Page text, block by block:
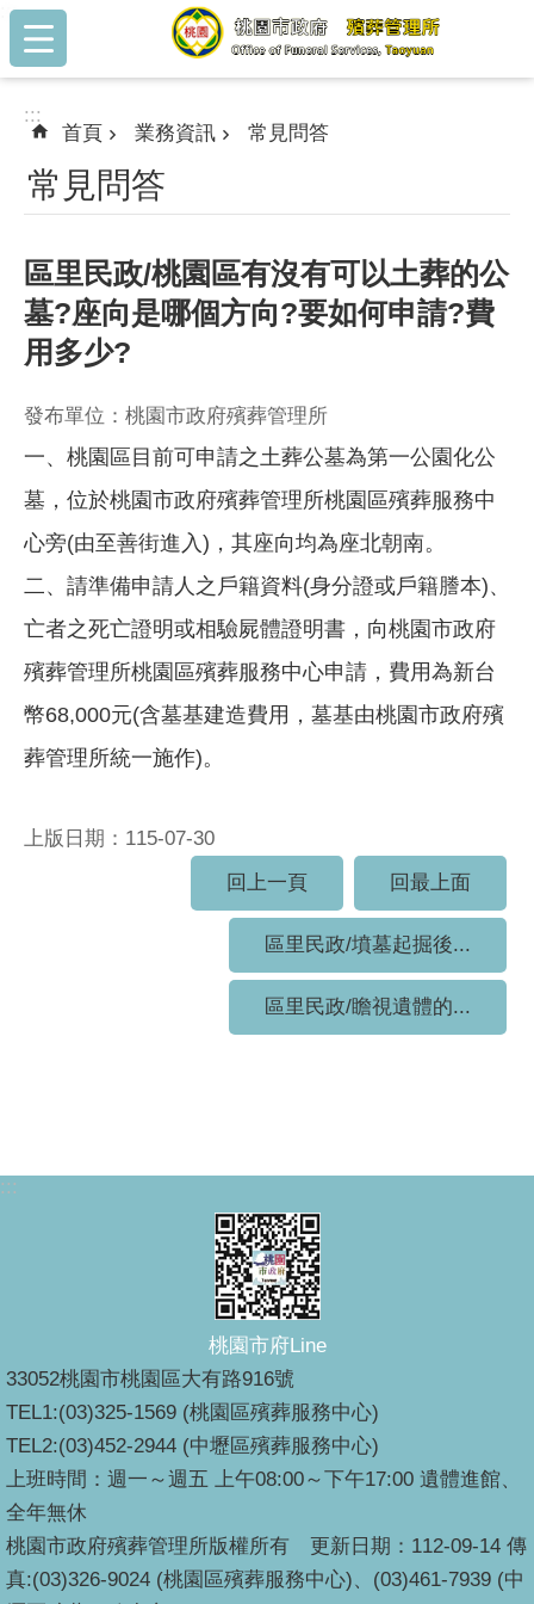
跳到主要內容區塊
:::
:::
首頁 業務資訊 常見問答
常見問答
區里民政/桃園區有沒有可以土葬的公
墓?座向是哪個方向?要如何申請?費
用多少?
發布單位：桃園市政府殯葬管理所
一、桃園區目前可申請之土葬公墓為第一公園化公
墓，位於桃園市政府殯葬管理所桃園區殯葬服務中
心旁(由至善街進入)，其座向均為座北朝南。
二、請準備申請人之戶籍資料(身分證或戶籍謄本)、
亡者之死亡證明或相驗屍體證明書，向桃園市政府
殯葬管理所桃園區殯葬服務中心申請，費用為新台
幣68,000元(含墓基建造費用，墓基由桃園市政府殯
葬管理所統一施作)。
上版日期：115-07-30
回上一頁
回最上面
區里民政/墳墓起掘後...
區里民政/瞻視遺體的...
:::
桃園市府Line
33052桃園市桃園區大有路916號
TEL1:(03)325-1569 (桃園區殯葬服務中心)
TEL2:(03)452-2944 (中壢區殯葬服務中心)
上班時間：週一～週五 上午08:00～下午17:00 遺體進館、
全年無休
桃園市政府殯葬管理所版權所有 更新日期：112-09-14 傳
真:(03)326-9024 (桃園區殯葬服務中心)、(03)461-7939 (中